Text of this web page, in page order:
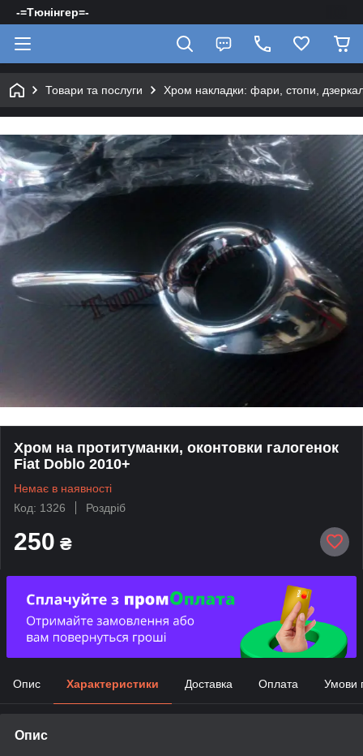
-=Тюнінгер=-
Товари та послуги Хром накладки: фари, стопи,
Хром на протитуманки, оконтовки галогенок
Fiat Doblo 2010+
Немає в наявності
Код: 1326
Роздріб
250 ₴
Опис Характеристики Доставка Оплата Умови
Опис